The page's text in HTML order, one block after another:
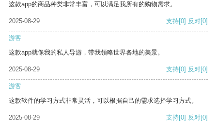
这款app的商品种类非常丰富，可以满足我所有的购物需求。
2025-08-29 支持[0] 反对[0]
游客
这款app就像我的私人导游，带我领略世界各地的美景。
2025-08-29 支持[0] 反对[0]
游客
这款软件的学习方式非常灵活，可以根据自己的需求选择学习方式。
2025-08-29 支持[0] 反对[0]